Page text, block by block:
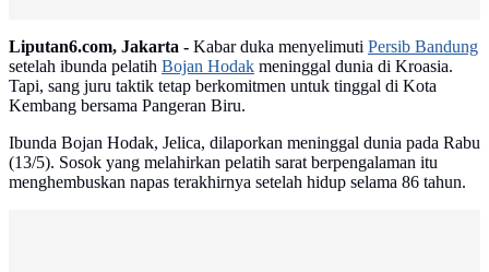
Liputan6.com, Jakarta - Kabar duka menyelimuti Persib Bandung
setelah ibunda pelatih Bojan Hodak meninggal dunia di Kroasia.
Tapi, sang juru taktik tetap berkomitmen untuk tinggal di Kota
Kembang bersama Pangeran Biru.
Ibunda Bojan Hodak, Jelica, dilaporkan meninggal dunia pada Rabu
(13/5). Sosok yang melahirkan pelatih sarat berpengalaman itu
menghembuskan napas terakhirnya setelah hidup selama 86 tahun.